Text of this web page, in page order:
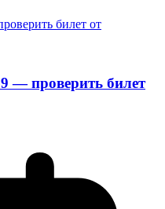
— проверить билет